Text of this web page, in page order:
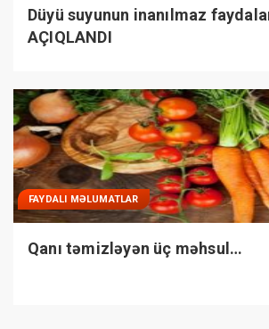
Düyü suyunun inanılmaz
AÇIQLANDI
FAYDALI MƏLUMATLAR
Qanı təmizləyən üç məhsul…